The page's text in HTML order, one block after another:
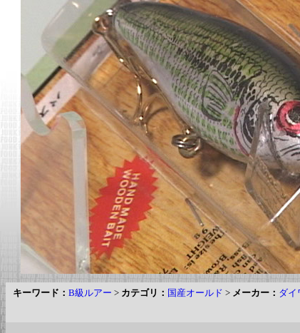
キーワード： B級ルアー > カテゴリ： 国産オールド > メーカー： ダイ